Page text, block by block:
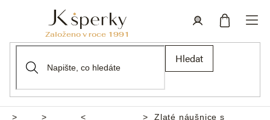
Hledat
Zlaté náušnice s